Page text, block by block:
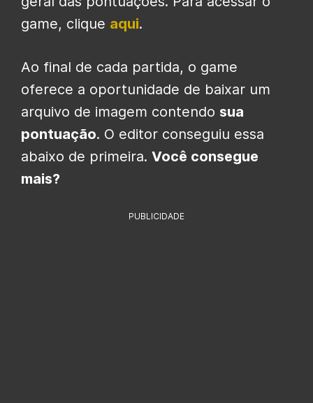
game, clique aqui.
Ao final de cada partida, o game
oferece a oportunidade de baixar um
arquivo de imagem contendo sua
pontuação. O editor conseguiu essa
abaixo de primeira. Você consegue
mais?
PUBLICIDADE